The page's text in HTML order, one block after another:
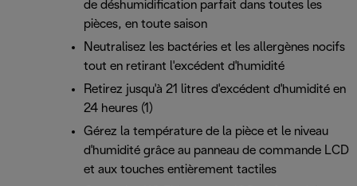
de déshumidification parfait dans toutes les
pièces, en toute saison
Neutralisez les bactéries et les allergènes nocifs
tout en retirant l'excédent d'humidité
Retirez jusqu'à 21 litres d'excédent d'humidité en
24 heures (1)
Gérez la température de la pièce et le niveau
d'humidité grâce au panneau de commande LCD
et aux touches entièrement tactiles